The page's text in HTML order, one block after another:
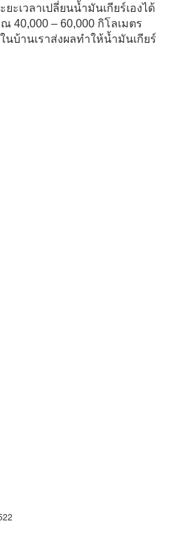
ะเวลาเปลี่ยนน้ำมันเกียร์เองได้
40,000 – 60,000 กิโลเมตร
บ้านเราส่งผลทำให้น้ำมันเกียร์